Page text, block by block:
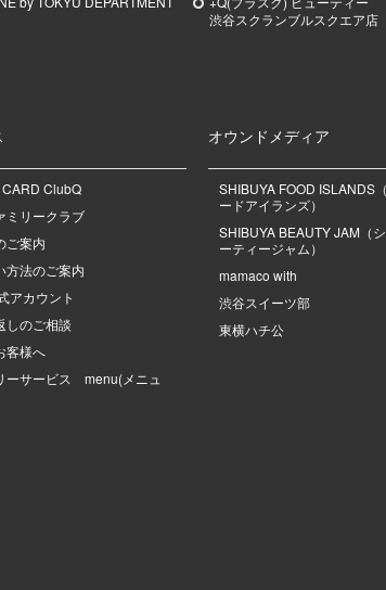
渋谷スクランブルスクエア店
ClubQ
ミリークラブ
ご案内
方法のご案内
アカウント
しのご相談
客様へ
ーサービス menu(メニュ
オウンドメディア
SHIBUYA FOOD ISLANDS
ードアイランズ）
SHIBUYA BEAUTY JAM（
ーティージャム）
mamaco with
渋谷スイーツ部
東横ハチ公